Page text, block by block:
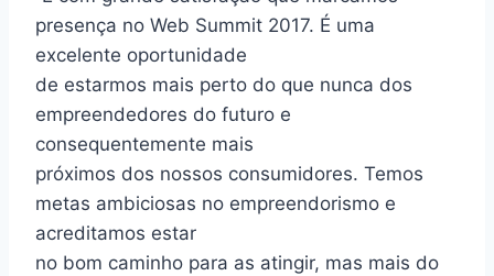
presença no Web Summit 2017. É uma
excelente oportunidade
de estarmos mais perto do que nunca dos
empreendedores do futuro e
consequentemente mais
próximos dos nossos consumidores. Temos
metas ambiciosas no empreendorismo e
acreditamos estar
no bom caminho para as atingir, mas mais do